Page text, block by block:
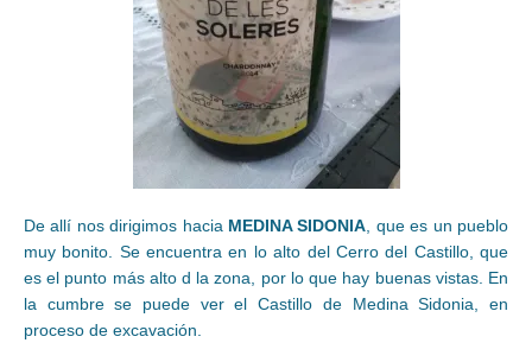
De allí nos dirigimos hacia MEDINA SIDONIA, que es un pueblo
muy bonito. Se encuentra en lo alto del Cerro del Castillo, que
es el punto más alto d la zona, por lo que hay buenas vistas. En
la cumbre se puede ver el Castillo de Medina Sidonia, en
proceso de excavación.